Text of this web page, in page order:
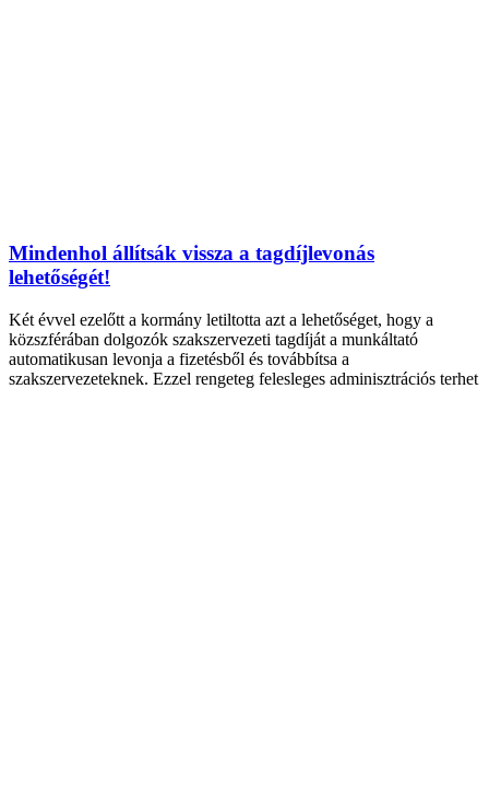
Mindenhol állítsák vissza a tagdíjlevonás
lehetőségét!
Két évvel ezelőtt a kormány letiltotta azt a lehetőséget, hogy a
közszférában dolgozók szakszervezeti tagdíját a munkáltató
automatikusan levonja a fizetésből és továbbítsa a
szakszervezeteknek. Ezzel rengeteg felesleges adminisztrációs terhet